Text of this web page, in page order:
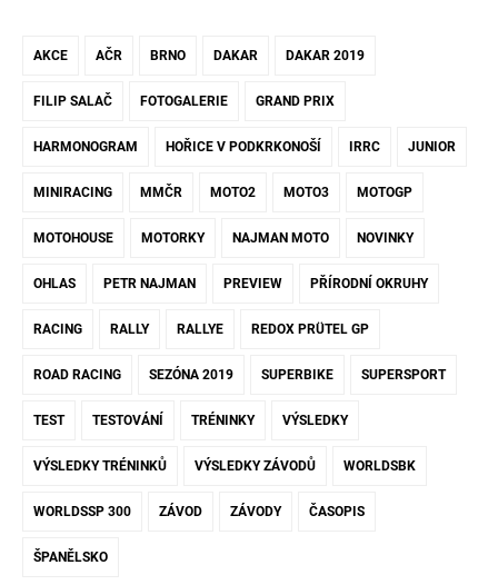
AKCE AČR BRNO DAKAR DAKAR 2019
FILIP SALAČ FOTOGALERIE GRAND PRIX
HARMONOGRAM HOŘICE V PODKRKONOŠÍ IRRC JUNIOR
MINIRACING MMČR MOTO2 MOTO3 MOTOGP
MOTOHOUSE MOTORKY NAJMAN MOTO NOVINKY
OHLAS PETR NAJMAN PREVIEW PŘÍRODNÍ OKRUHY
RACING RALLY RALLYE REDOX PRÜTEL GP
ROAD RACING SEZÓNA 2019 SUPERBIKE SUPERSPORT
TEST TESTOVÁNÍ TRÉNINKY VÝSLEDKY
VÝSLEDKY TRÉNINKŮ VÝSLEDKY ZÁVODŮ WORLDSBK
WORLDSSP 300 ZÁVOD ZÁVODY ČASOPIS
ŠPANĚLSKO